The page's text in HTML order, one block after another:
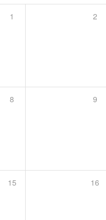
1 2
8 9
15 16